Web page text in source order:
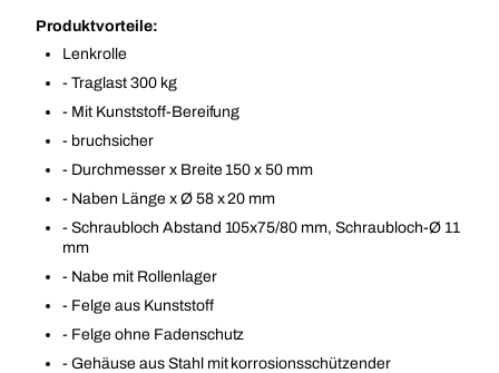
Produktvorteile:
Lenkrolle
- Traglast 300 kg
- Mit Kunststoff-Bereifung
- bruchsicher
- Durchmesser x Breite 150 x 50 mm
- Naben Länge x Ø 58 x 20 mm
- Schraubloch Abstand 105x75/80 mm, Schraubloch-Ø 11
mm
- Nabe mit Rollenlager
- Felge aus Kunststoff
- Felge ohne Fadenschutz
- Gehäuse aus Stahl mit korrosionsschützender